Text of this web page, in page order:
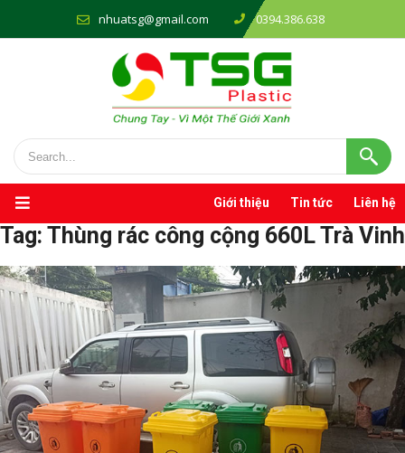
nhuatsg@gmail.com 0394.386.638
Giới thiệu Tin tức Liên hệ
Tag: Thùng rác công cộng 660L Trà Vinh